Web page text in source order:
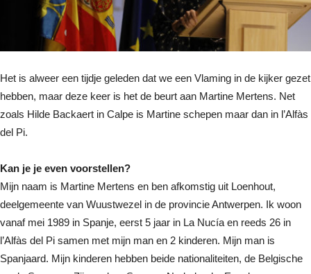
Het is alweer een tijdje geleden dat we een Vlaming in de kijker gezet
hebben, maar deze keer is het de beurt aan Martine Mertens. Net
zoals Hilde Backaert in Calpe is Martine schepen maar dan in l’Alfàs
del Pi.
Kan je je even voorstellen?
Mijn naam is Martine Mertens en ben afkomstig uit Loenhout,
deelgemeente van Wuustwezel in de provincie Antwerpen. Ik woon
vanaf mei 1989 in Spanje, eerst 5 jaar in La Nucía en reeds 26 in
l’Alfàs del Pi samen met mijn man en 2 kinderen. Mijn man is
Spanjaard. Mijn kinderen hebben beide nationaliteiten, de Belgische